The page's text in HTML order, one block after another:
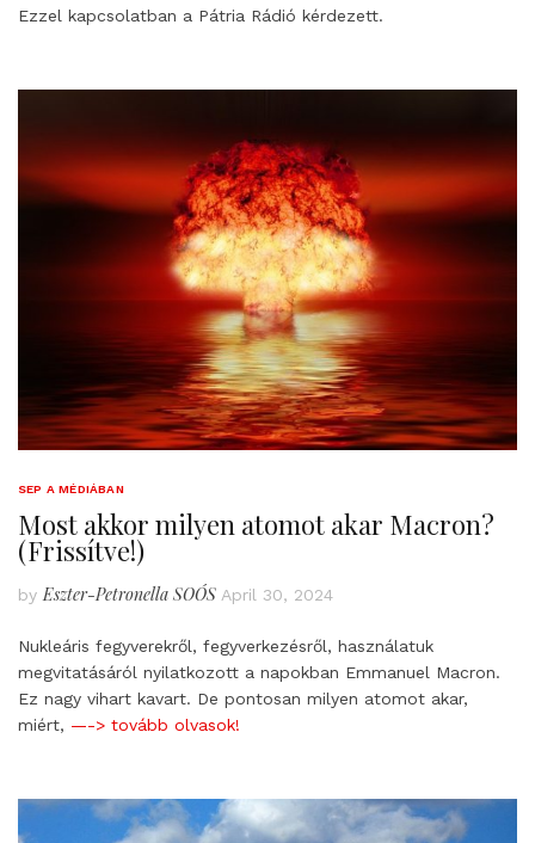
Ezzel kapcsolatban a Pátria Rádió kérdezett.
SEP A MÉDIÁBAN
Most akkor milyen atomot akar Macron?
(Frissítve!)
by Eszter-Petronella SOÓS April 30, 2024
Nukleáris fegyverekről, fegyverkezésről, használatuk
megvitatásáról nyilatkozott a napokban Emmanuel Macron.
Ez nagy vihart kavart. De pontosan milyen atomot akar,
miért, —-> tovább olvasok!